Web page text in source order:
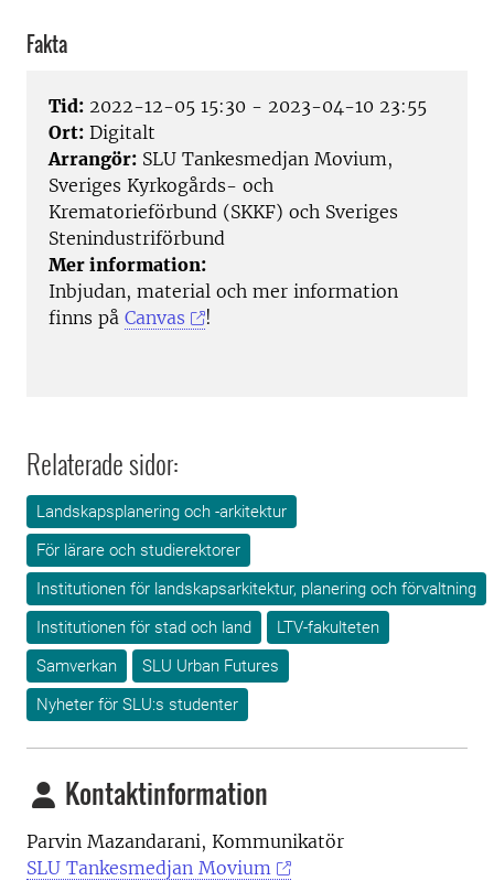
Fakta
Tid: 2022-12-05 15:30 - 2023-04-10 23:55
Ort: Digitalt
Arrangör: SLU Tankesmedjan Movium,
Sveriges Kyrkogårds- och
Krematorieförbund (SKKF) och Sveriges
Stenindustriförbund
Mer information:
Inbjudan, material och mer information
finns på Canvas !
Relaterade sidor:
Landskapsplanering och -arkitektur
För lärare och studierektorer
Institutionen för landskapsarkitektur, planering och förvaltning
Institutionen för stad och land
LTV-fakulteten
Samverkan
SLU Urban Futures
Nyheter för SLU:s studenter
Kontaktinformation
Parvin Mazandarani, Kommunikatör
SLU Tankesmedjan Movium